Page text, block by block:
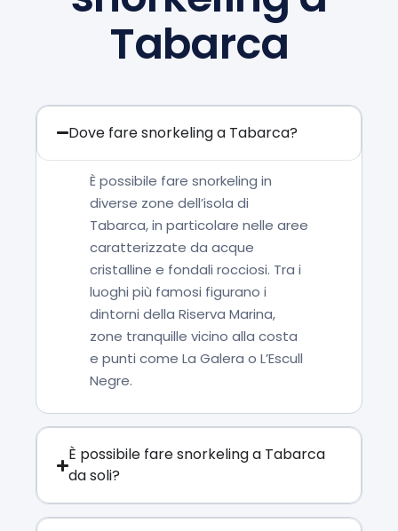
Tabarca
Dove fare snorkeling a Tabarca?
È possibile fare snorkeling in
diverse zone dell’isola di
Tabarca, in particolare nelle aree
caratterizzate da acque
cristalline e fondali rocciosi. Tra i
luoghi più famosi figurano i
dintorni della Riserva Marina,
zone tranquille vicino alla costa
e punti come La Galera o L’Escull
Negre.
È possibile fare snorkeling a Tabarca
da soli?